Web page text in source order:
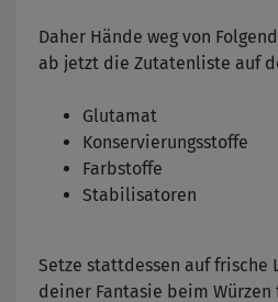
Daher Hände weg von
ab jetzt die Zutatenliste auf
Glutamat
Konservierungsstoffe
Farbstoffe
Stabilisatoren
Setze stattdessen auf frische
deiner Fantasie beim